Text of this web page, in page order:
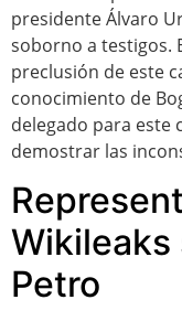
presidente Álvaro
soborno a testigos.
preclusión de este
conocimiento de
delegado para este
demostrar las
Wikileaks
Petro